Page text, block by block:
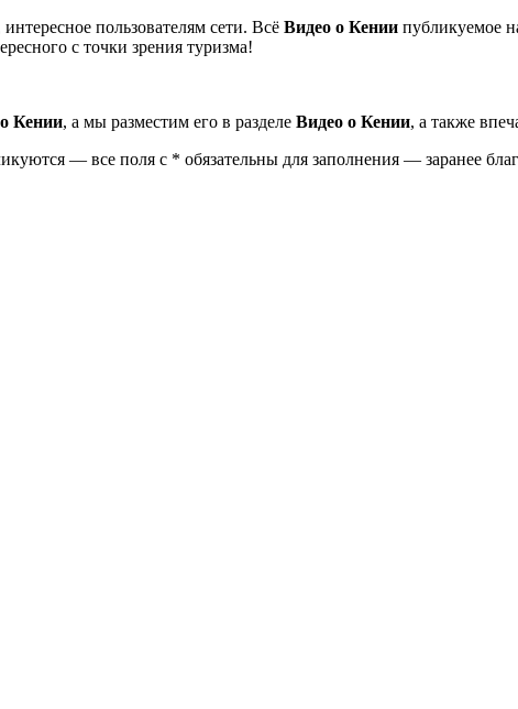
интересное пользователям сети. Всё Видео о Кении публикуемое
с точки зрения туризма!
Кении, а мы разместим его в разделе Видео о Кении, а также
— все поля с * обязательны для заполнения — заранее